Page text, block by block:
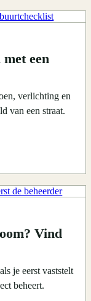
een
verlichting en
van een straat.
Vind
je eerst vaststelt
beheert.